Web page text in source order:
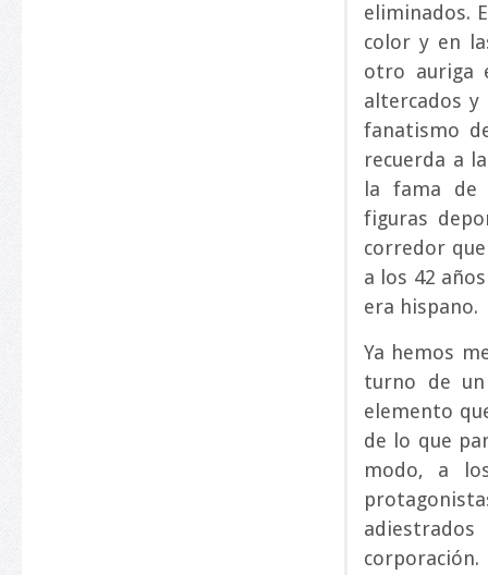
eliminados.
color y en
otro auriga
altercados
fanatismo
recuerda a
la fama de
figuras
corredor
a los 42
era hispano.
Ya hemos
turno de
elemento
de lo que
modo, a